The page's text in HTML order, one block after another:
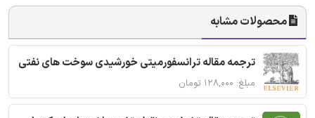
محصولات مشابه
ترجمه مقاله ترانسفورمیتی خورشیدی سوخت های نفتی
مبلغ: ۱۲۸,۰۰۰ تومان